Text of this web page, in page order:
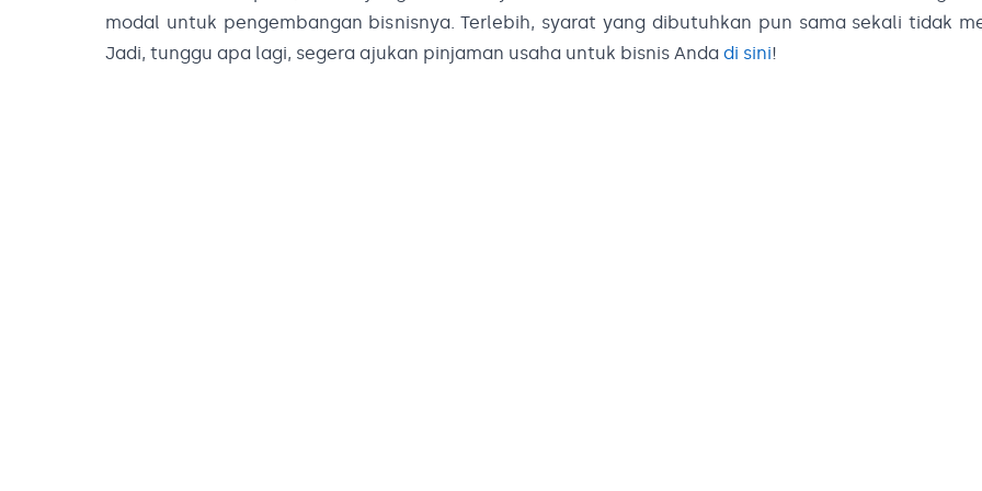
modal untuk pengembangan bisnisnya. Terlebih, syarat yang dibutuhkan pun sama sekali tidak
Jadi, tunggu apa lagi, segera ajukan pinjaman usaha untuk bisnis Anda di sini!